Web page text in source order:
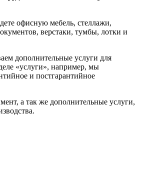
офисную мебель, стеллажи,
верстаки, тумбы, лотки и
дополнительные услуги для
«услуги», например, мы
и постгарантийное
а так же дополнительные услуги,